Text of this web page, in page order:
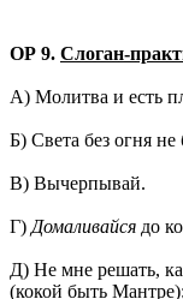
ОР 9. Слоган-
А) Молитва и есть
Б) Света без огня не
В) Вычерпывай.
Г) Домаливайся до
Д) Не мне решать,
(кокой быть Мантре);